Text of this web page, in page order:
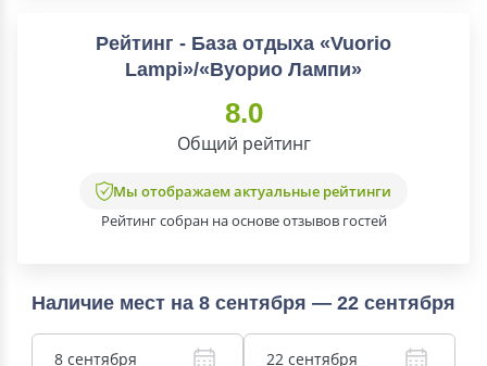
Рейтинг - База отдыха «Vuorio
Lampi»/«Вуорио Лампи»
8.0
Общий рейтинг
Мы отображаем актуальные рейтинги
Рейтинг собран на основе отзывов гостей
Наличие мест на 8 сентября — 22 сентября
8 сентября 22 сентября